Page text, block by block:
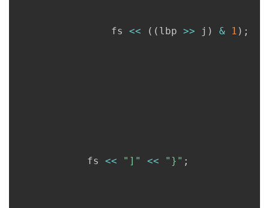
      			fs
<< ( ( lbp >> j ) & 1 ) ;
      		fs
<< "]" << "}" ;